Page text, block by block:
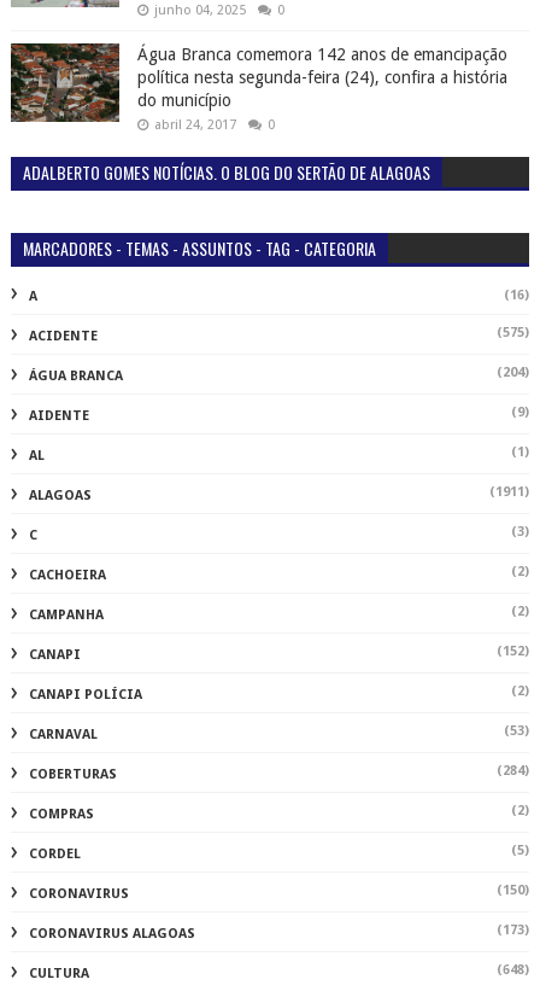
junho 04, 2025 0
Água Branca comemora 142 anos de emancipação
política nesta segunda-feira (24), confira a história
do município
abril 24, 2017 0
ADALBERTO GOMES NOTÍCIAS. O BLOG DO SERTÃO DE ALAGOAS
MARCADORES - TEMAS - ASSUNTOS - TAG - CATEGORIA
A (16)
ACIDENTE (575)
ÁGUA BRANCA (204)
AIDENTE (9)
AL (1)
ALAGOAS (1911)
C (3)
CACHOEIRA (2)
CAMPANHA (2)
CANAPI (152)
CANAPI POLÍCIA (2)
CARNAVAL (53)
COBERTURAS (284)
COMPRAS (2)
CORDEL (5)
CORONAVIRUS (150)
CORONAVIRUS ALAGOAS (173)
CULTURA (648)